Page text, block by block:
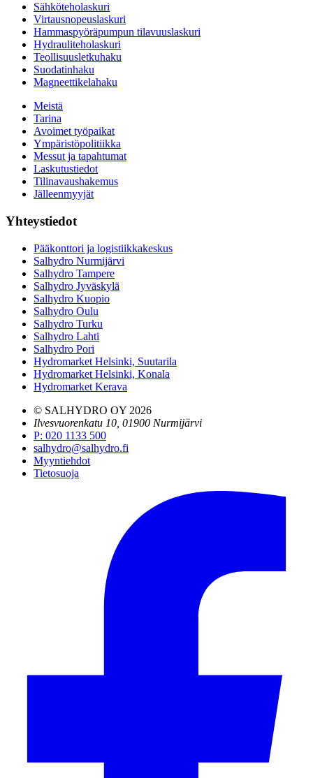
Sähköteholaskuri
Virtausnopeuslaskuri
Hammaspyöräpumpun tilavuuslaskuri
Hydrauliteholaskuri
Teollisuusletkuhaku
Suodatinhaku
Magneettikelahaku
Meistä
Tarina
Avoimet työpaikat
Ympäristöpolitiikka
Messut ja tapahtumat
Laskutustiedot
Tilinavaushakemus
Jälleenmyyjät
Yhteystiedot
Pääkonttori ja logistiikkakeskus
Salhydro Nurmijärvi
Salhydro Tampere
Salhydro Jyväskylä
Salhydro Kuopio
Salhydro Oulu
Salhydro Turku
Salhydro Lahti
Salhydro Pori
Hydromarket Helsinki, Suutarila
Hydromarket Helsinki, Konala
Hydromarket Kerava
© SALHYDRO OY 2026
Ilvesvuorenkatu 10, 01900 Nurmijärvi
P: 020 1133 500
salhydro@salhydro.fi
Myyntiehdot
Tietosuoja